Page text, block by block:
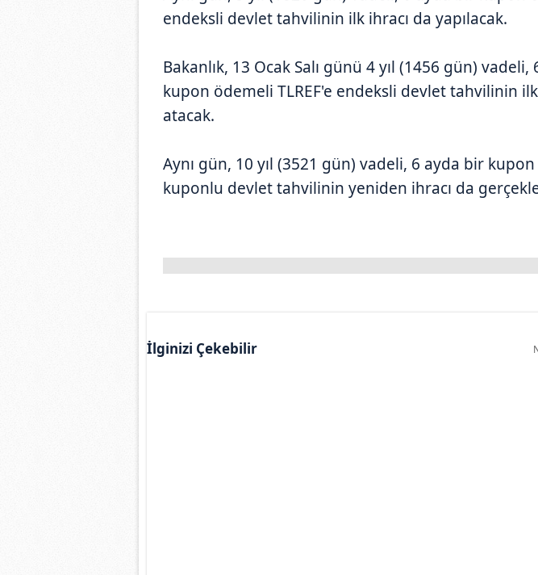
endeksli devlet tahvilinin ilk ihracı da yapılacak.
Bakanlık, 13 Ocak Salı günü 4 yıl (1456 gün)
kupon ödemeli TLREF'e endeksli devlet tahvilinin
atacak.
Aynı gün, 10 yıl (3521 gün) vadeli, 6 ayda bir
kuponlu devlet tahvilinin yeniden ihracı da
İlginizi Çekebilir